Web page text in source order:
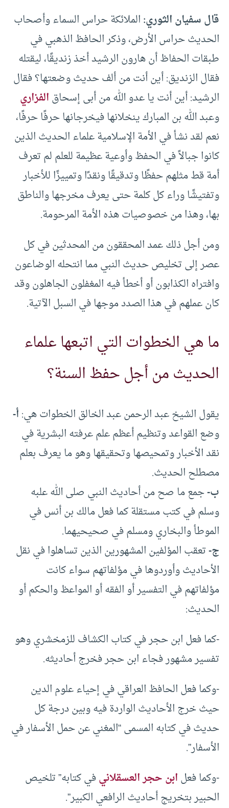
قال سفيان الثوري:الملائكة حراس السماء وأصحاب
الحديث حراس الأرض، وذكر الحافظ الذهبي في
طبقات الحفاظ أن هارون الرشيد أخذ زنديقًا، ليقتله
فقال الزنديق: أين أنت من ألف حديث وضعتها؟ فقال
الرشيد: أين أنت يا عدو الله من أبى إسحاقالفزاري
وعبد الله بن المبارك ينخلانها فيخرجانها حرفًا حرفًا،
نعم لقد نشأ في الأمة الإسلامية علماء الحديث الذين
كانوا جبالاً في الحفظ وأوعية عظيمة للعلم لم تعرف
أمة قط مثلهم حفظًا وتدقيقًا ونقدًا وتمييزًا للأخبار
وتفتيشًا وراء كل كلمة حتى يعرف مخرجها والناطق
بها، وهذا من خصوصيات هذه الأمة المرحومة.
ومن أجل ذلك عمد المحققون من المحدثين في كل
عصر إلى تخليص حديث النبي مما انتحله الوضاعون
وافتراه الكذابون أو أخطأ فيه المغفلون الجاهلون وقد
كان عملهم في هذا الصدد موجها في السبل الآتية.
ما هي الخطوات التي اتبعها علماء
الحديث من أجل حفظ السنة؟
يقول الشيخ عبد الرحمن عبد الخالق الخطوات هي:أ-
وضع القواعد وتنظيم أعظم علم عرفته البشرية في
نقد الأخبار وتمحيصها وتحقيقها وهو ما يعرف بعلم
مصطلح الحديث.
ب-جمع ما صح من أحاديث النبي صلى الله علبه
وسلم في كتب مستقلة كما فعل مالك بن أنس في
الموطأ والبخاري ومسلم في صحيحيهما.
ج-تعقب المؤلفين المشهورين الذين تساهلوا في نقل
الأحاديث وأوردوها في مؤلفاتهم سواء كانت
مؤلفاتهم في التفسير أو الفقه أو المواعظ والحكم أو
الحديث:
-كما فعل ابن حجر في كتاب الكشاف للزمخشري وهو
تفسير مشهور فجاء ابن حجر فخرج أحاديثه.
-وكما فعل الحافظ العراقي في إحياء علوم الدين
حيث خرج الأحاديث الواردة فيه وبين درجة كل
حديث في كتابه المسمى “المغني عن حمل الأسفار في
الأسفار”.
-وكما فعلابن حجر العسقلانيفي كتابه” تلخيص
الحبير بتخريج أحاديث الرافعي الكبير”.